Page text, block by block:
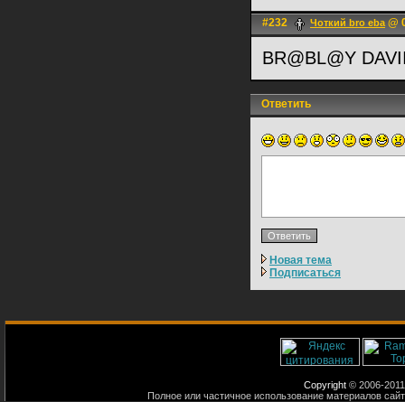
#232 Чоткий bro eba@
BR@BL@Y
Ответить
Новая тема
Подписаться
Copyright © 2006-
Полное или частичное использование материалов